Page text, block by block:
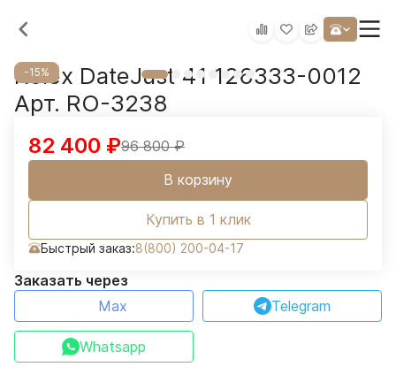
-15%
Rolex DateJust 41 126333-0012
Арт. RO-3238
96 800₽
82 400 ₽
В корзину
Купить в 1 клик
Быстрый заказ:8(800) 200-04-17
Заказать через
Max
Telegram
Whatsapp